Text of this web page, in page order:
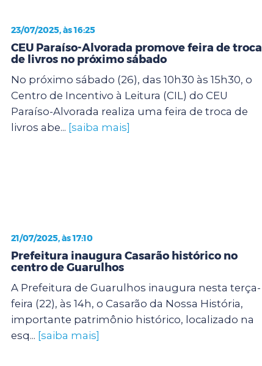
23/07/2025, às 16:25
CEU Paraíso-Alvorada promove feira de troca
de livros no próximo sábado
No próximo sábado (26), das 10h30 às 15h30, o
Centro de Incentivo à Leitura (CIL) do CEU
Paraíso-Alvorada realiza uma feira de troca de
livros abe... [saiba mais]
21/07/2025, às 17:10
Prefeitura inaugura Casarão histórico no
centro de Guarulhos
A Prefeitura de Guarulhos inaugura nesta terça-
feira (22), às 14h, o Casarão da Nossa História,
importante patrimônio histórico, localizado na
esq... [saiba mais]